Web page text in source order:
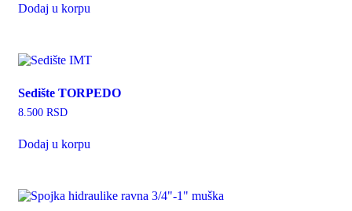
Dodaj u korpu
Sedište TORPEDO
8.500 RSD
Dodaj u korpu